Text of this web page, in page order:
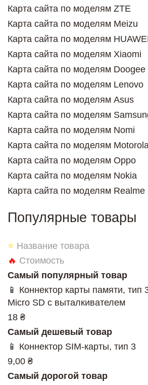
Карта сайта по моделям ZTE
Карта сайта по моделям Meizu
Карта сайта по моделям
Карта сайта по моделям Xiaomi
Карта сайта по моделям Doogee
Карта сайта по моделям Lenovo
Карта сайта по моделям Asus
Карта сайта по моделям
Карта сайта по моделям Nomi
Карта сайта по моделям
Карта сайта по моделям Oppo
Карта сайта по моделям Nokia
Карта сайта по моделям Realme
Популярные товары
⭐ Название товара
🔥 Стоимость
Самый популярный товар
📱 Коннектор карты памяти, тип
Micro SD с выталкивателем
18 ₴
Самый дешевый товар
📱 Коннектор SIM-карты, тип 3
9,00 ₴
Самый дорогой товар